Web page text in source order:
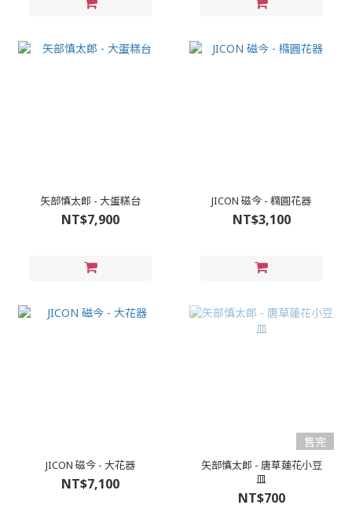
矢部慎太郎 - 大蛋糕台
NT$7,900
JICON 磁今 - 橢圓花器
NT$3,100
JICON 磁今 - 大花器
NT$7,100
售完
矢部慎太郎 - 唐草蓮花小豆
皿
NT$700